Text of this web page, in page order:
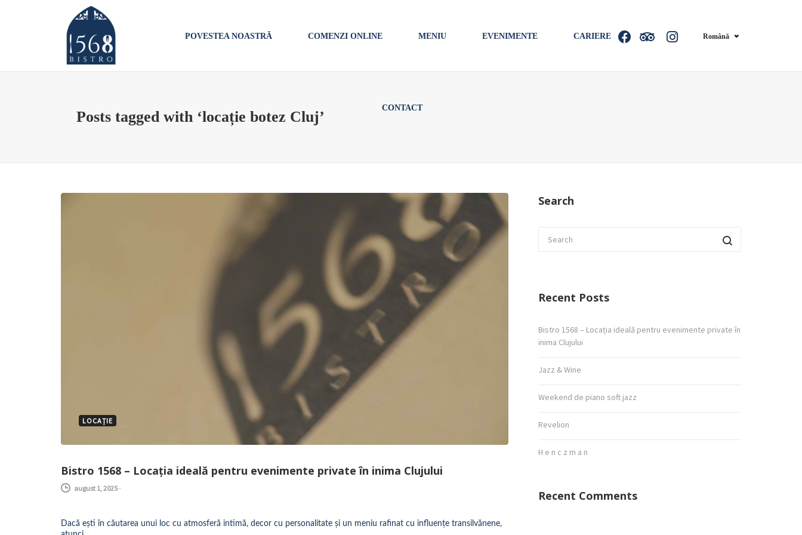
POVESTEA NOASTRĂ COMENZI ONLINE MENIU EVENIMENTE CARIERE
CONTACT
Română
Posts tagged with ‘locație botez Cluj’
LOCAȚIE
Bistro 1568 – Locația ideală pentru evenimente private în inima Clujului
august 1, 2025-
Dacă ești în căutarea unui loc cu atmosferă intimă, decor cu personalitate și un meniu rafinat cu influențe transilvănene,
Search
Recent Posts
Bistro 1568 – Locația ideală pentru evenimente private în
inima Clujului
Jazz & Wine
Weekend de piano soft jazz
Revelion
H e n c z m a n
Recent Comments